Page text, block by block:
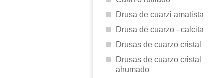
Drusa de cuarzi amatista
Drusa de cuarzo - calcita
Drusas de cuarzo cristal
Drusas de cuarzo cristal
ahumado